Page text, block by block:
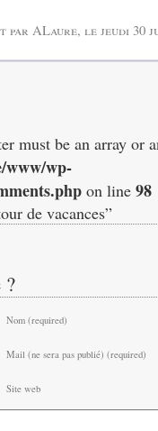
par ALaure, le jeudi 30
must be an array or
www/wp-
on line 98
de vacances”
?
Nom (required)
Mail (ne sera pas publié) (required)
Site web